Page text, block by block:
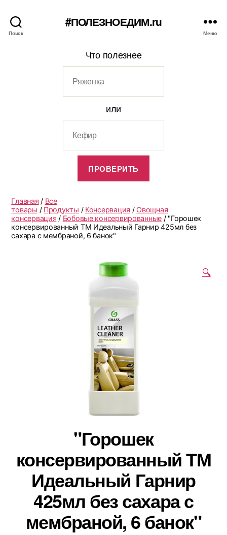
Поиск
#ПОЛЕЗНОЕДИМ.ru
Меню
Что полезнее
или
Главная / Все
товары / Продукты / Консервация / Овощная
консервация / Бобовые консервированные / "Горошек
консервированный ТМ Идеальный Гарнир 425мл без
сахара с мембраной, 6 банок"
🔍
"Горошек
консервированный ТМ
Идеальный Гарнир
425мл без сахара с
мембраной, 6 банок"